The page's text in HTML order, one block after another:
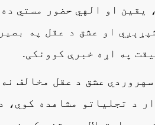
یقین او الهي حضور مستي
او عشق د عقل په
په اړه خبرې کوونکی.
عشق د عقل مخالف
د تجلیاتو مشاهده